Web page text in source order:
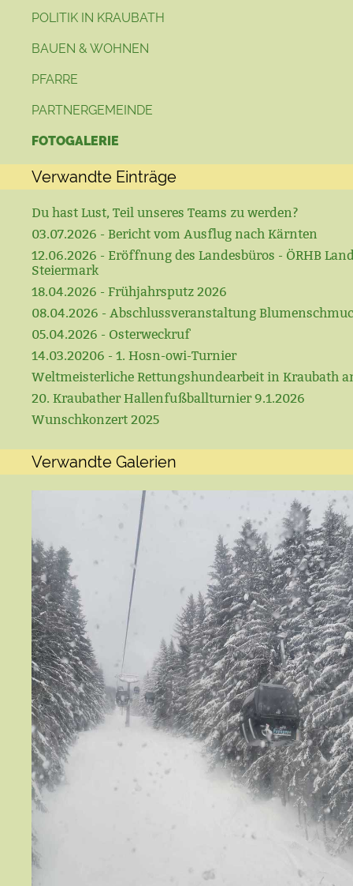
POLITIK IN KRAUBATH
BAUEN & WOHNEN
PFARRE
PARTNERGEMEINDE
FOTOGALERIE
Verwandte Einträge
Du hast Lust, Teil unseres Teams zu werden?
03.07.2026 - Bericht vom Ausflug nach Kärnten
12.06.2026 - Eröffnung des Landesbüros - ÖRHB
Steiermark
18.04.2026 - Frühjahrsputz 2026
08.04.2026 - Abschlussveranstaltung
05.04.2026 - Osterweckruf
14.03.20206 - 1. Hosn-owi-Turnier
Weltmeisterliche Rettungshundearbeit in Kraubath
20. Kraubather Hallenfußballturnier 9.1.2026
Wunschkonzert 2025
Verwandte Galerien